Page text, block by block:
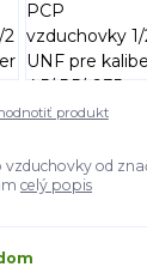
produkt
od
celý popis